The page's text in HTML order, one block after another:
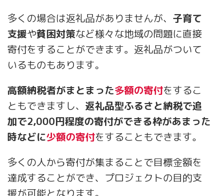
多くの場合は返礼品がありませんが、 子育て
支援や貧困対策など様々な地域の問題に直接
寄付をすることができます。返礼品がついて
いるものもあります。
高額納税者がまとまった多額の寄付をするこ
ともできますし、 返礼品型ふるさと納税で追
加で2,000円程度の寄付ができる枠があまった
時などに少額の寄付をすることもできます。
多くの人から寄付が集まることで目標金額を
達成することができ、プロジェクトの目的支
援が可能となります。